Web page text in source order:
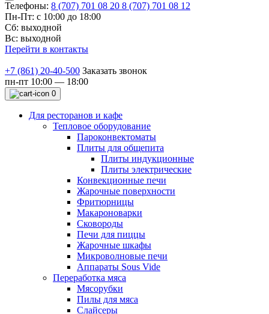
Телефоны: 8 (707) 701 08 20 8 (707) 701 08 12
Пн-Пт: с 10:00 до 18:00
Сб: выходной
Вс: выходной
Перейти в контакты
+7 (861) 20-40-500 Заказать звонок
пн-пт 10:00 — 18:00
0
Для ресторанов и кафе
Тепловое оборудование
Пароконвектоматы
Плиты для общепита
Плиты индукционные
Плиты электрические
Конвекционные печи
Жарочные поверхности
Фритюрницы
Макароноварки
Сковороды
Печи для пиццы
Жарочные шкафы
Микроволновые печи
Аппараты Sous Vide
Переработка мяса
Мясорубки
Пилы для мяса
Слайсеры